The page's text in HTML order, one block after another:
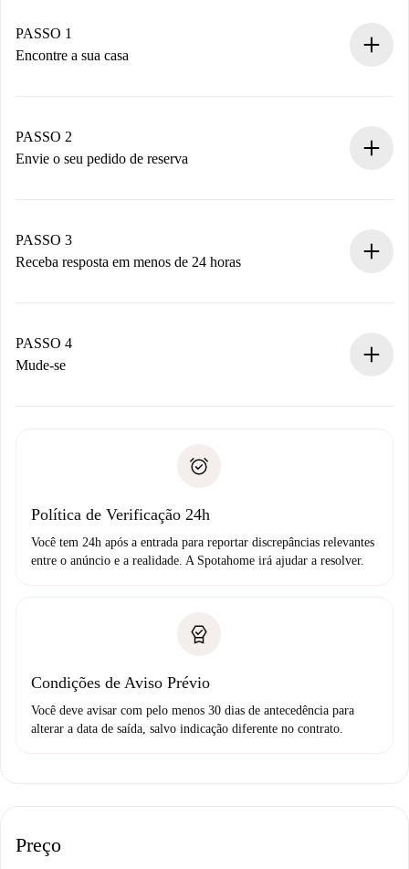
PASSO 1
Encontre a sua casa
Você tem todas as informações necessárias
antecipadamente.
PASSO 2
Envie o seu pedido de reserva
Não cobramos nada até que o proprietário confirme.
PASSO 3
Receba resposta em menos de 24 horas
proprietário.
Se recusada: não cobraremos nada e ofereceremos
Débito direto bancário
PASSO 4
Mude-se
não comunicar nenhum problema.
Política de Verificação 24h
Você tem 24h após a entrada para reportar discrepâncias relevantes
entre o anúncio e a realidade. A Spotahome irá ajudar a resolver.
Condições de Aviso Prévio
Você deve avisar com pelo menos 30 dias de antecedência para
alterar a data de saída, salvo indicação diferente no contrato.
Preço